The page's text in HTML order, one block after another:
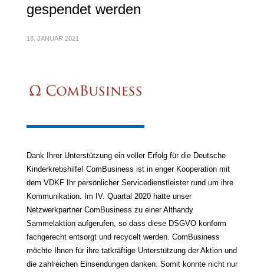
gespendet werden
18. JANUAR 2021
Dank Ihrer Unterstützung ein voller Erfolg für die Deutsche
Kinderkrebshilfe! ComBusiness ist in enger Kooperation mit
dem VDKF Ihr persönlicher Servicedienstleister rund um ihre
Kommunikation. Im IV. Quartal 2020 hatte unser
Netzwerkpartner ComBusiness zu einer Althandy
Sammelaktion aufgerufen, so dass diese DSGVO konform
fachgerecht entsorgt und recycelt werden. ComBusiness
möchte Ihnen für ihre tatkräftige Unterstützung der Aktion und
die zahlreichen Einsendungen danken. Somit konnte nicht nur